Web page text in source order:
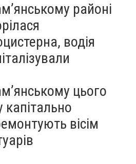
районі
водія
цього
капітально
вісім